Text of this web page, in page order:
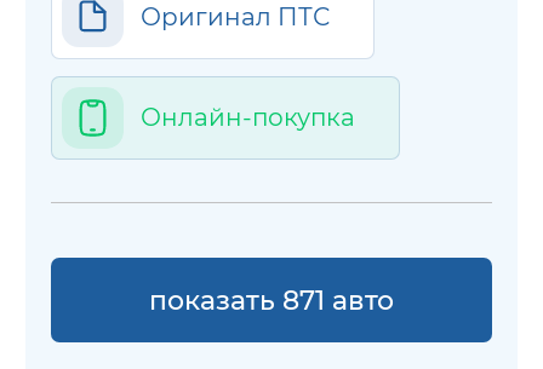
Оригинал ПТС
Онлайн-покупка
показать 871 авто